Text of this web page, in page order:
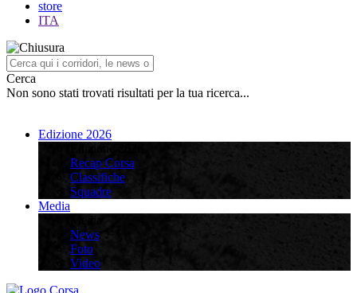
store
ITA
Cerca
Non sono stati trovati risultati per la tua ricerca...
Edizione 2026
Recap Corsa
Classifiche
Squadre
Media
News
Foto
Video